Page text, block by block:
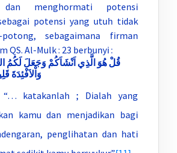
menghormati potensi
potensi yang utuh tidak
potong, sebagaimana firman
QS. Al-Mulk : 23 berbunyi :
قُلْ هُوَ الَّذِي اَنْشَاَكُمْ وَجَعَلَ لَكُمُ
وَاْلاَفْئِدَةَ
katakanlah ; Dialah yang
kamu dan menjadikan bagi
penglihatan dan hati